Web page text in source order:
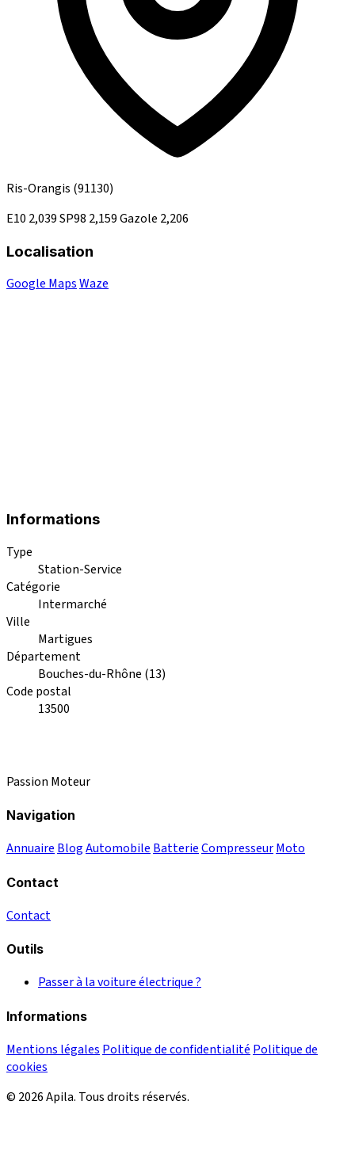
Ris-Orangis (91130)
E10 2,039SP98 2,159Gazole 2,206
Localisation
Google MapsWaze
Informations
Type
Station-Service
Catégorie
Intermarché
Ville
Martigues
Département
Bouches-du-Rhône (13)
Code postal
13500
Passion Moteur
Navigation
Annuaire BlogAutomobile BatterieCompresseurMoto
Contact
Contact
Outils
Passer à la voiture électrique ?
Informations
Mentions légales Politique de confidentialité Politique de
cookies
© 2026 Apila. Tous droits réservés.